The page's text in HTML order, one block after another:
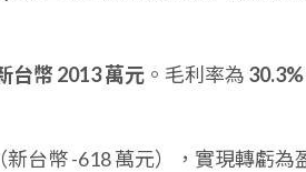
台幣 2013 萬元 。毛利率為 30.3%
新台幣 -618 萬元），實現轉虧為